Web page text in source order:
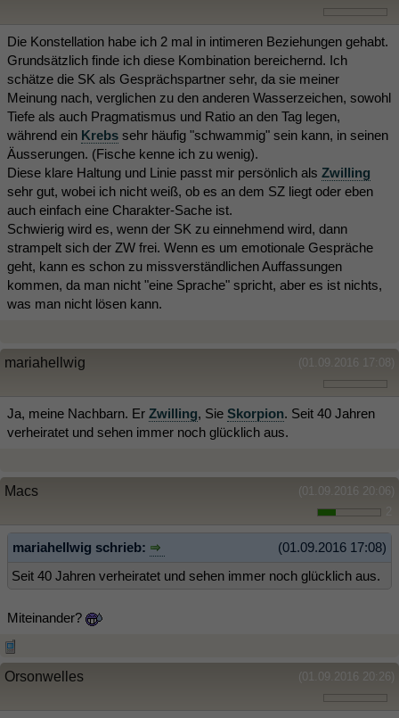
Die Konstellation habe ich 2 mal in intimeren Beziehungen gehabt.
Grundsätzlich finde ich diese Kombination bereichernd. Ich
schätze die SK als Gesprächspartner sehr, da sie meiner
Meinung nach, verglichen zu den anderen Wasserzeichen, sowohl
Tiefe als auch Pragmatismus und Ratio an den Tag legen,
während ein Krebs sehr häufig "schwammig" sein kann, in seinen
Äusserungen. (Fische kenne ich zu wenig).
Diese klare Haltung und Linie passt mir persönlich als Zwilling
sehr gut, wobei ich nicht weiß, ob es an dem SZ liegt oder eben
auch einfach eine Charakter-Sache ist.
Schwierig wird es, wenn der SK zu einnehmend wird, dann
strampelt sich der ZW frei. Wenn es um emotionale Gespräche
geht, kann es schon zu missverständlichen Auffassungen
kommen, da man nicht "eine Sprache" spricht, aber es ist nichts,
was man nicht lösen kann.
(01.09.2016 17:08)
mariahellwig
Ja, meine Nachbarn. Er Zwilling, Sie Skorpion. Seit 40 Jahren
verheiratet und sehen immer noch glücklich aus.
(01.09.2016 20:06)
Macs
(01.09.2016 17:08)
mariahellwig schrieb:
Seit 40 Jahren verheiratet und sehen immer noch glücklich aus.
Miteinander?
(01.09.2016 20:26)
Orsonwelles